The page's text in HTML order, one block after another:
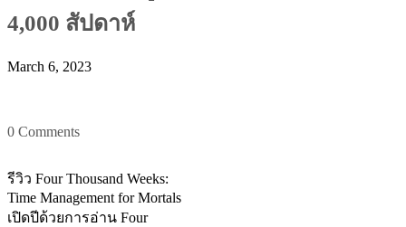
4,000 สัปดาห์
March 6, 2023
0 Comments
รีวิว Four Thousand Weeks:
Time Management for Mortals
เปิดปีด้วยการอ่าน Four